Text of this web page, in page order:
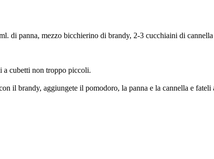
di panna, mezzo bicchierino di brandy, 2-3 cucchiaini di
a cubetti non troppo piccoli.
il brandy, aggiungete il pomodoro, la panna e la cannella e